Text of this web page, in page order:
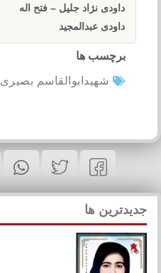
داودی نژاد جلیل – فتح اله
داودی عبدالمجید
برچسب ها
شهیدابوالقاسم بصیری
جدیدترین ها